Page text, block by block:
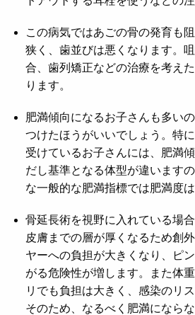
この病気ではあごの骨の発育も
狭く、歯並びは悪くなります。
合、歯列矯正などの治療を考え
ります。
肥満傾向になるお子さんも多い
つけたほうがいいでしょう。特
受けているお子さんには、肥満
だし基準となる体型が違います
な一般的な肥満指標では肥満度は
骨延長術を視野に入れている場
皮膚までの層が厚くなるため創
ヤーへの負担が大きくなり、ピ
がる危険性が増します。また体
リでも負担は大きく、感染のリ
そのため、なるべく肥満になら